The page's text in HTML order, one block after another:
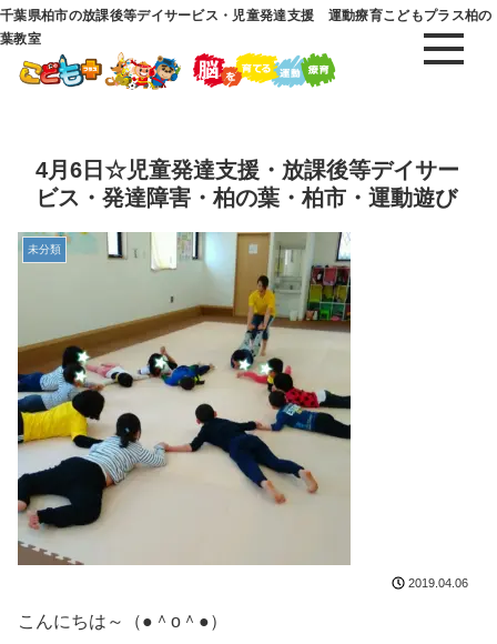
千葉県柏市の放課後等デイサービス・児童発達支援 運動療育こどもプラス柏の
葉教室
4月6日☆児童発達支援・放課後等デイサー
ビス・発達障害・柏の葉・柏市・運動遊び
未分類
2019.04.06
こんにちは～（●＾o＾●）